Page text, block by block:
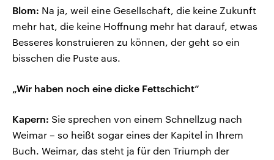
Blom: Na ja, weil eine Gesellschaft, die keine Zukunft
mehr hat, die keine Hoffnung mehr hat darauf, etwas
Besseres konstruieren zu können, der geht so ein
bisschen die Puste aus.
„Wir haben noch eine dicke Fettschicht“
Kapern: Sie sprechen von einem Schnellzug nach
Weimar – so heißt sogar eines der Kapitel in Ihrem
Buch. Weimar, das steht ja für den Triumph der